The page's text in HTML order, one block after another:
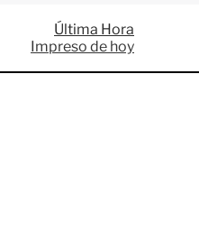
c
i
a
Última Hora
Impreso de hoy